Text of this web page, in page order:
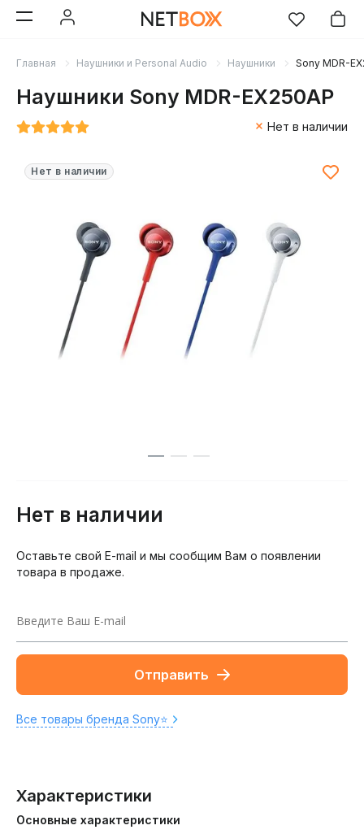
Главная Наушники и Personal Audio Наушники Sony MDR-
Наушники Sony MDR-EX250AP
Нет в наличии
Нет в наличии
Нет в наличии
Оставьте свой E-mail и мы сообщим Вам о появлении
товара в продаже.
Отправить
Все товары бренда Sony⭐️
Характеристики
Основные характеристики